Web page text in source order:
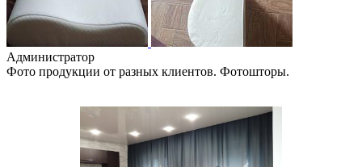
Администратор
Фото продукции от разных клиентов. Фотошторы.